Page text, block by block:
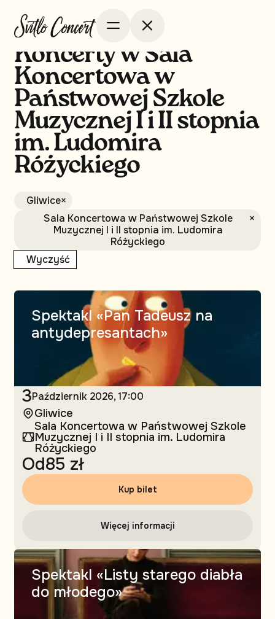
Koncerty w Sala
Koncertowa w
Państwowej Szkole
Muzycznej I i II stopnia
im. Ludomira
Różyckiego
Gliwice×
Sala Koncertowa w Państwowej Szkole
Muzycznej I i II stopnia im. Ludomira
Różyckiego
×
Wyczyść
3Październik 2026, 17:00
Spektakl «Pan Tadeusz na
antydepresantach»
Gliwice
Sala Koncertowa w Państwowej Szkole
Muzycznej I i II stopnia im. Ludomira
Różyckiego
Od85 zł
Kup bilet
Więcej informacji
Spektakl «Listy starego diabła
do młodego»